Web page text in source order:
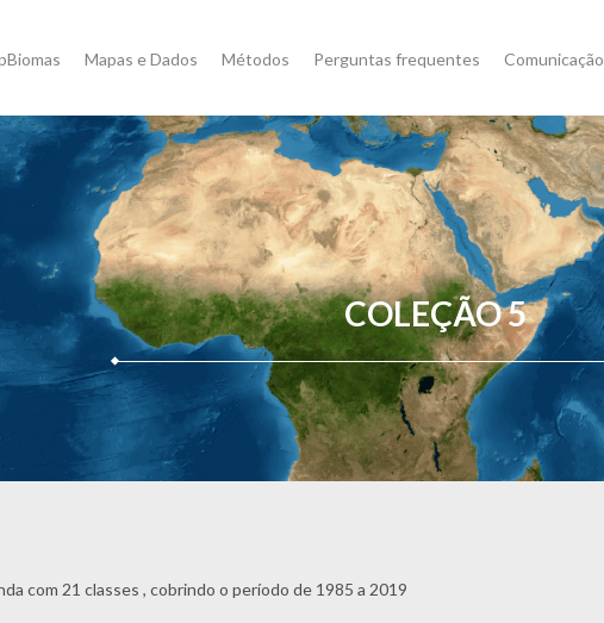
Mapas e Dados Métodos Perguntas frequentes Comunicação
COLEÇÃO 5
com 21 classes , cobrindo o período de 1985 a 2019